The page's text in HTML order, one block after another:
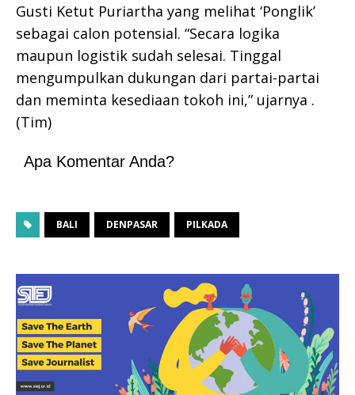
Gusti Ketut Puriartha yang melihat ‘Ponglik’
sebagai calon potensial. “Secara logika
maupun logistik sudah selesai. Tinggal
mengumpulkan dukungan dari partai-partai
dan meminta kesediaan tokoh ini,” ujarnya .
(Tim)
Apa Komentar Anda?
BALI DENPASAR PILKADA